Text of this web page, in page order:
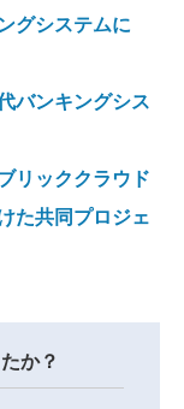
グシステムに
バンキングシス
リッククラウド
た共同プロジェ
か？